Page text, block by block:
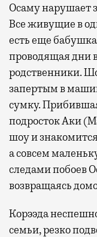
Осаму нарушает
Все живущие в
есть еще
проводящая дни
родственники.
запертым в
сумку.
подросток Аки
шоу и
а совсем
следами побоев
возвращаясь
Корээда
семьи, резко